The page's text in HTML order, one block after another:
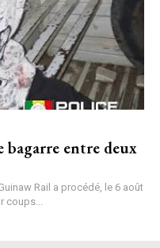
bagarre entre deux
Rail a procédé, le 6 août
coups...